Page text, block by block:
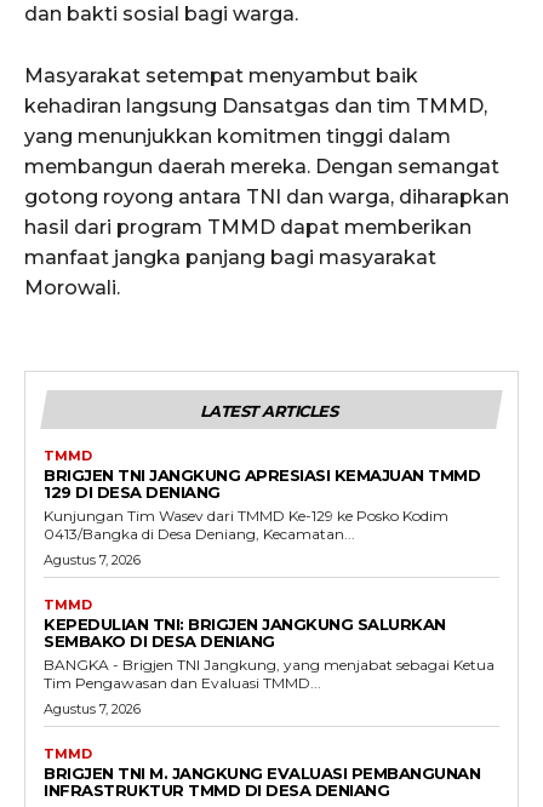
dan bakti sosial bagi warga.
Masyarakat setempat menyambut baik
kehadiran langsung Dansatgas dan tim TMMD,
yang menunjukkan komitmen tinggi dalam
membangun daerah mereka. Dengan semangat
gotong royong antara TNI dan warga, diharapkan
hasil dari program TMMD dapat memberikan
manfaat jangka panjang bagi masyarakat
Morowali.
LATEST ARTICLES
TMMD
BRIGJEN TNI JANGKUNG APRESIASI KEMAJUAN TMMD
129 DI DESA DENIANG
Kunjungan Tim Wasev dari TMMD Ke-129 ke Posko Kodim
0413/Bangka di Desa Deniang, Kecamatan...
Agustus 7, 2026
TMMD
KEPEDULIAN TNI: BRIGJEN JANGKUNG SALURKAN
SEMBAKO DI DESA DENIANG
BANGKA - Brigjen TNI Jangkung, yang menjabat sebagai Ketua
Tim Pengawasan dan Evaluasi TMMD...
Agustus 7, 2026
TMMD
BRIGJEN TNI M. JANGKUNG EVALUASI PEMBANGUNAN
INFRASTRUKTUR TMMD DI DESA DENIANG